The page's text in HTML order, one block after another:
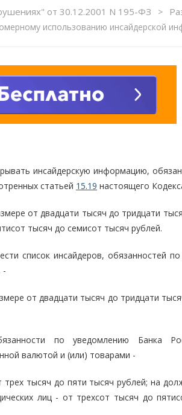
от 30.12.2001 N 195-ФЗ >
использованию инсайдерской
инсайдерскую информацию,
статьей 15.19 настоящего
от двадцати тысяч до тридцати
тысяч до семисот тысяч рублей.
список инсайдеров, обязанностей
-
от двадцати тысяч до тридцати
по уведомлению Банка
валютой и (или) товарами -
тысяч до пяти тысяч рублей; на
лиц - от трехсот тысяч до